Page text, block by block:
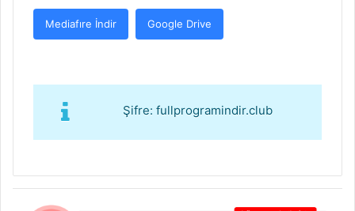
Mediafıre İndir Google Drive
Şifre: fullprogramindir.club